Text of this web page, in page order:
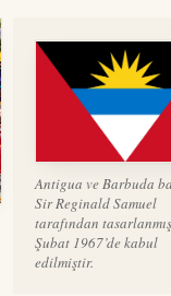
Antigua ve Barbuda
Sir Reginald Samuel
tarafından
Şubat 1967’de kabul
edilmiştir.